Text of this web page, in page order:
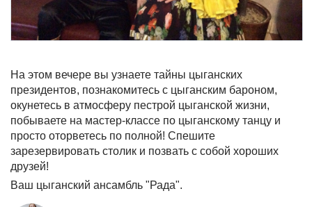
На этом вечере вы узнаете тайны цыганских
президентов, познакомитесь с цыганским бароном,
окунетесь в атмосферу пестрой цыганской жизни,
побываете на мастер-классе по цыганскому танцу и
просто оторветесь по полной! Спешите
зарезервировать столик и позвать с собой хороших
друзей!
Ваш цыганский ансамбль "Рада".